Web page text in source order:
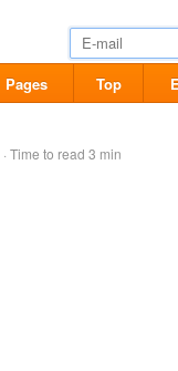
Pages Top
· Time to read 3 min